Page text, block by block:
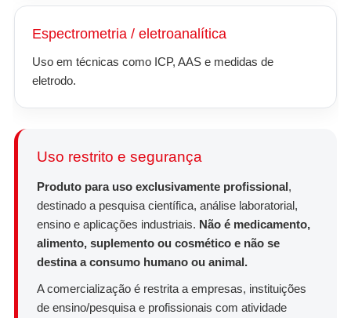
Espectrometria / eletroanalítica
Uso em técnicas como ICP, AAS e medidas de
eletrodo.
Uso restrito e segurança
Produto para uso exclusivamente profissional,
destinado a pesquisa científica, análise laboratorial,
ensino e aplicações industriais. Não é medicamento,
alimento, suplemento ou cosmético e não se
destina a consumo humano ou animal.
A comercialização é restrita a empresas, instituições
de ensino/pesquisa e profissionais com atividade